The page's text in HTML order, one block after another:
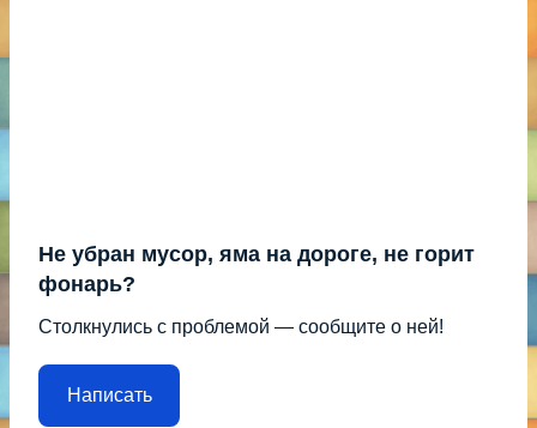
Не убран мусор, яма на дороге, не горит
фонарь?
Столкнулись с проблемой — сообщите о ней!
Написать